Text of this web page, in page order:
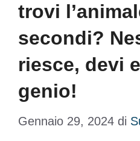
trovi
secondi?
riesce, devi
genio!
Gennaio 29, 2024 di